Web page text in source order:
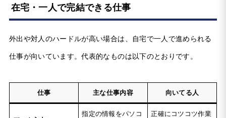
在宅・一人で完結できる仕事
外出や対人のハードルが高い場合は、自宅で一人で進められる
仕事が向いています。代表的なものは以下のとおりです。
仕事 主な仕事内容 向いてる人
指定の情報をパソコ
正確にコツコツ作業